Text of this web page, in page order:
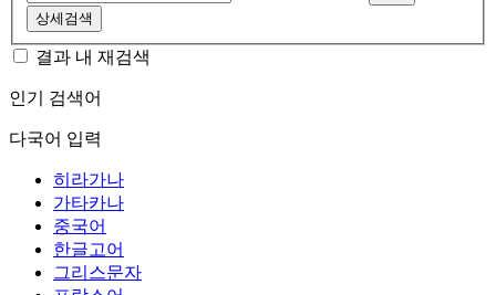
상세검색
결과 내 재검색
인기 검색어
다국어 입력
히라가나
가타카나
중국어
한글고어
그리스문자